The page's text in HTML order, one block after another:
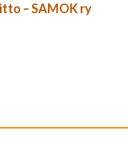
– SAMOK ry